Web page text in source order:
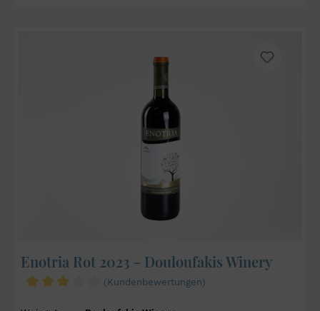
Enotria Rot 2023 - Douloufakis Winery
(Kundenbewertungen)